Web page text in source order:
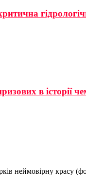
в історії
неймовірну красу